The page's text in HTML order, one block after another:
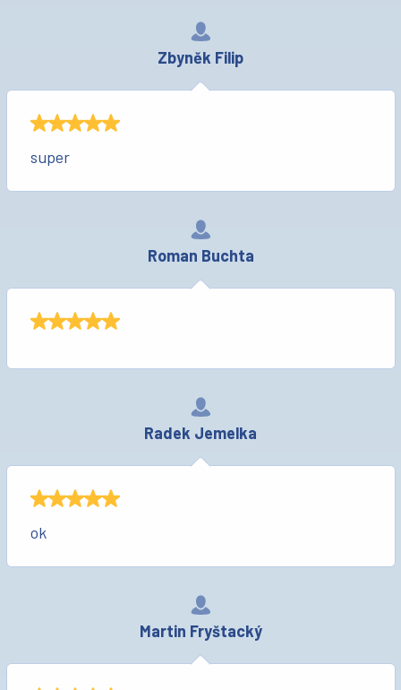
Zbyněk Filip
super
Roman Buchta
Radek Jemelka
ok
Martin Fryštacký